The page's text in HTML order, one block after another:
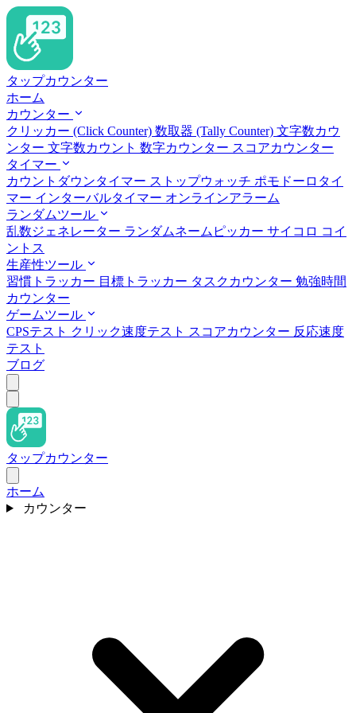
タップカウンター
ホーム
カウンター
クリッカー (Click Counter) 数取器 (Tally Counter) 文字数カウ
ンター 文字数カウント 数字カウンター スコアカウンター
タイマー
カウントダウンタイマー ストップウォッチ ポモドーロタイ
マー インターバルタイマー オンラインアラーム
ランダムツール
乱数ジェネレーター ランダムネームピッカー サイコロ コイ
ントス
生産性ツール
習慣トラッカー 目標トラッカー タスクカウンター 勉強時間
カウンター
ゲームツール
CPSテスト クリック速度テスト スコアカウンター 反応速度
テスト
ブログ
タップカウンター
ホーム
カウンター